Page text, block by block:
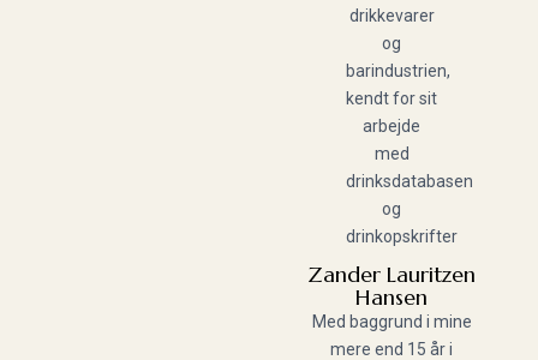
Zander Lauritzen
Hansen
Med baggrund i mine
mere end 15 år i